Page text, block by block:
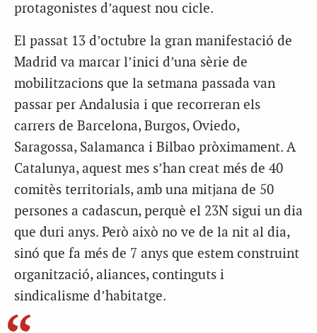
protagonistes d’aquest nou cicle.
El passat 13 d’octubre la gran manifestació de
Madrid va marcar l’inici d’una sèrie de
mobilitzacions que la setmana passada van
passar per Andalusia i que recorreran els
carrers de Barcelona, Burgos, Oviedo,
Saragossa, Salamanca i Bilbao pròximament. A
Catalunya, aquest mes s’han creat més de 40
comitès territorials, amb una mitjana de 50
persones a cadascun, perquè el 23N sigui un dia
que duri anys. Però això no ve de la nit al dia,
sinó que fa més de 7 anys que estem construint
organització, aliances, continguts i
sindicalisme d’habitatge.